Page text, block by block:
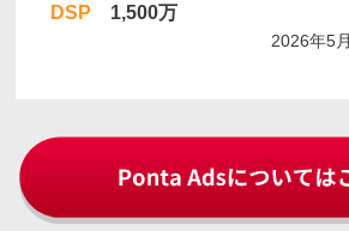
DSP
1,500万
2026年5